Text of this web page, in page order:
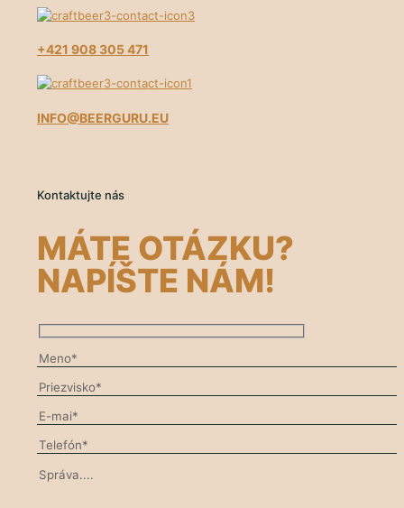
+421 908 305 471
INFO@BEERGURU.EU
Kontaktujte nás
MÁTE OTÁZKU?
NAPÍŠTE NÁM!